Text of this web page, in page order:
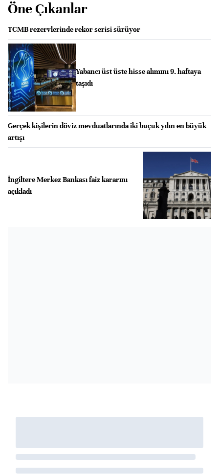
Öne Çıkanlar
TCMB rezervlerinde rekor serisi sürüyor
Yabancı üst üste hisse alımını 9. haftaya
taşıdı
Gerçek kişilerin döviz mevduatlarında iki buçuk yılın en büyük
artışı
İngiltere Merkez Bankası faiz kararını
açıkladı